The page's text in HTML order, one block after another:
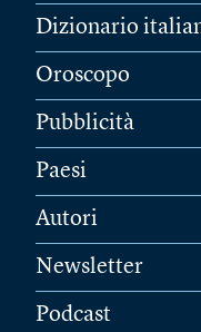
Dizionario
Oroscopo
Pubblicità
Paesi
Autori
Newsletter
Podcast